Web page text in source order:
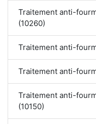
Traitement anti-
(10260)
Traitement anti-
Traitement anti-
Traitement anti-
(10150)